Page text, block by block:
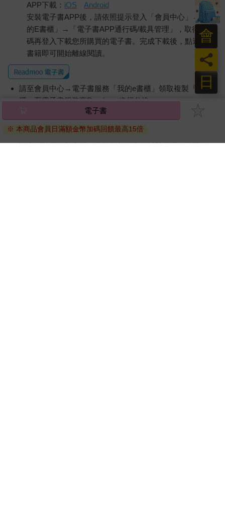
APP下載： iOS
Android
安裝電子書APP後，請依照提示登入「會員中心」→「我
的E書櫃」→「電子書APP通行碼/載具管理」，取得通行
碼再登入下載您所購買的電子書。完成下載後，點選任一
書籍即可開始離線閱讀。
請至會員中心→電子書服務「我的e書櫃」領取複製『兌換
碼』至電子書服務商Readmoo進行兌換。
退換貨須知：
因版權保護，您在金石堂所購買的電子書僅能以金石堂專屬
的閱讀軟體開啟閱讀，無法以其他閱讀器或直接下載檔案。
日
員
會